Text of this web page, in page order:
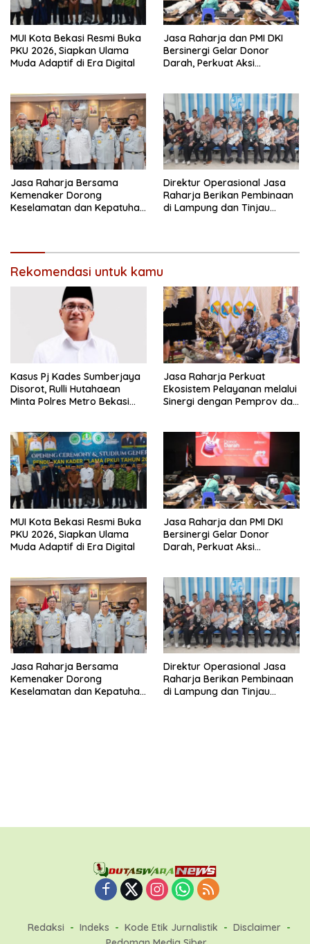
MUI Kota Bekasi Resmi Buka
PKU 2026, Siapkan Ulama
Muda Adaptif di Era Digital
Jasa Raharja dan PMI DKI
Bersinergi Gelar Donor
Darah, Perkuat Aksi
Jasa Raharja Bersama
Kemenaker Dorong
Keselamatan dan Kepatuhan
Direktur Operasional Jasa
Raharja Berikan Pembinaan
di Lampung dan Tinjau
Rekomendasi untuk kamu
Kasus Pj Kades Sumberjaya
Disorot, Rulli Hutahaean
Minta Polres Metro Bekasi
Jasa Raharja Perkuat
Ekosistem Pelayanan melalui
Sinergi dengan Pemprov dan
MUI Kota Bekasi Resmi Buka
PKU 2026, Siapkan Ulama
Muda Adaptif di Era Digital
Jasa Raharja dan PMI DKI
Bersinergi Gelar Donor
Darah, Perkuat Aksi
Jasa Raharja Bersama
Kemenaker Dorong
Keselamatan dan Kepatuhan
Direktur Operasional Jasa
Raharja Berikan Pembinaan
di Lampung dan Tinjau
Redaksi Indeks Kode Etik Jurnalistik
Disclaimer